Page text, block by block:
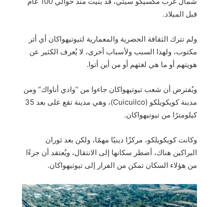
قبل الميلاد.
ولم تترك الثقافة الحضرية والمعمارية لتيوتيهواكان أي أثر
مكتوب، ولهذا السبب ولأسباب أخرى، لا يُعرف الكثير عن
هويتهم أو ما هي لغتهم أو من أين أتوا.
ويُفترض أن شعب تيوتيهواكان جاءوا من “وادي أناواك” ومن
مدينة كويكويلكو (Cuicuilco)، وهي مدينة تقع على بعد 35
كيلومترًا من تيوتيهواكان.
وكانت كويكويلكو، مركزًا دينيًا مهمًا، ولكن بعد ثوران
البراكين هناك، أضطر سكانها إلى الانتقال، ويُعتقد أن جزءًا
من هؤلاء السكان تمكن من الفرار إلى تيوتيهواكان.